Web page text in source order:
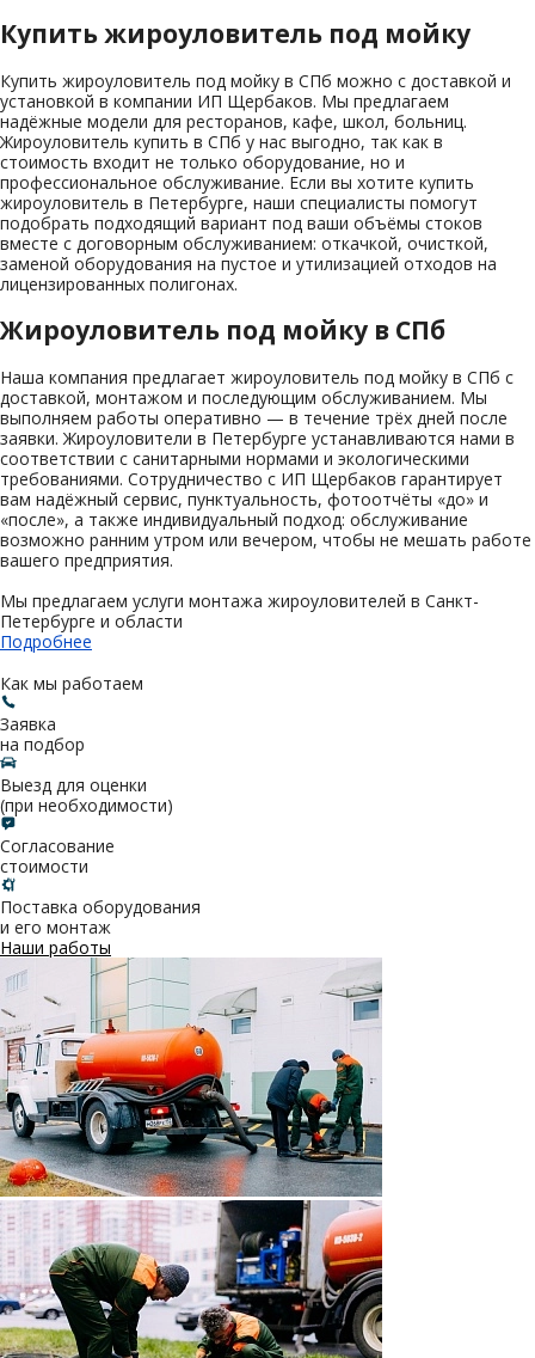
Купить жироуловитель под мойку
Купить жироуловитель под мойку в СПб можно с доставкой и
установкой в компании ИП Щербаков. Мы предлагаем
надёжные модели для ресторанов, кафе, школ, больниц.
Жироуловитель купить в СПб у нас выгодно, так как в
стоимость входит не только оборудование, но и
профессиональное обслуживание. Если вы хотите купить
жироуловитель в Петербурге, наши специалисты помогут
подобрать подходящий вариант под ваши объёмы стоков
вместе с договорным обслуживанием: откачкой, очисткой,
заменой оборудования на пустое и утилизацией отходов на
лицензированных полигонах.
Жироуловитель под мойку в СПб
Наша компания предлагает жироуловитель под мойку в СПб с
доставкой, монтажом и последующим обслуживанием. Мы
выполняем работы оперативно — в течение трёх дней после
заявки. Жироуловители в Петербурге устанавливаются нами в
соответствии с санитарными нормами и экологическими
требованиями. Сотрудничество с ИП Щербаков гарантирует
вам надёжный сервис, пунктуальность, фотоотчёты «до» и
«после», а также индивидуальный подход: обслуживание
возможно ранним утром или вечером, чтобы не мешать работе
вашего предприятия.
Мы предлагаем услуги монтажа жироуловителей в Санкт-
Петербурге и области
Подробнее
Как мы работаем
Заявка
на подбор
Выезд для оценки
(при необходимости)
Согласование
стоимости
Поставка оборудования
и его монтаж
Наши работы